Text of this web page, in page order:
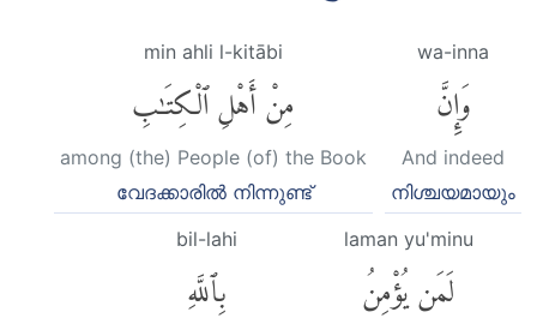
wa-inna
وَإِنَّ
And indeed
നിശ്ചയമായും
min ahli l-kitābi
مِنْ أَهْلِ ٱلْكِتَٰبِ
among (the) People (of) the Book
വേദക്കാരില്‍ നിന്നുണ്ട്
laman yu'minu
لَمَن يُؤْمِنُ
bil-lahi
بِٱللَّهِ